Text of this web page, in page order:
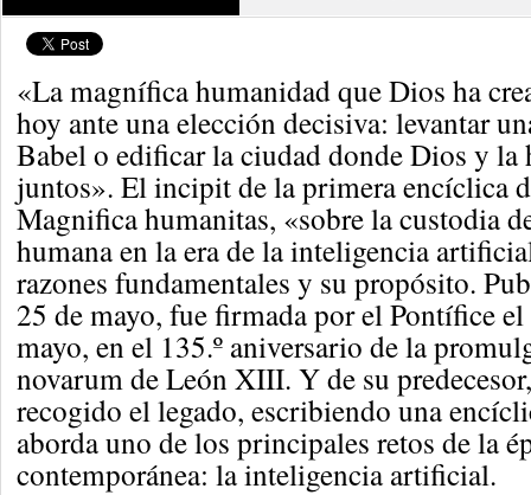
«La magnífica humanidad que Dios ha
hoy ante una elección decisiva: levantar
Babel o edificar la ciudad donde Dios y la
juntos». El incipit de la primera encíclica
Magnifica humanitas, «sobre la custodia
humana en la era de la inteligencia
razones fundamentales y su propósito.
25 de mayo, fue firmada por el Pontífice el
mayo, en el 135.º aniversario de la
novarum de León XIII. Y de su
recogido el legado, escribiendo una
aborda uno de los principales retos de la
contemporánea: la inteligencia artificial.